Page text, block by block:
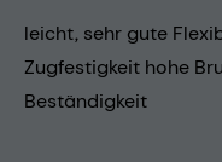
leicht, sehr gute
Zugfestigkeit hohe
Beständigkeit